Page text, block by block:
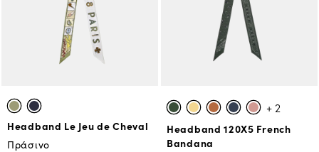
Headband Le Jeu de Cheval
Πράσινο
+ 2
Headband 120X5 French
Bandana